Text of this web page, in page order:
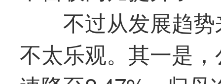
不过从发展趋
不太乐观。其一是